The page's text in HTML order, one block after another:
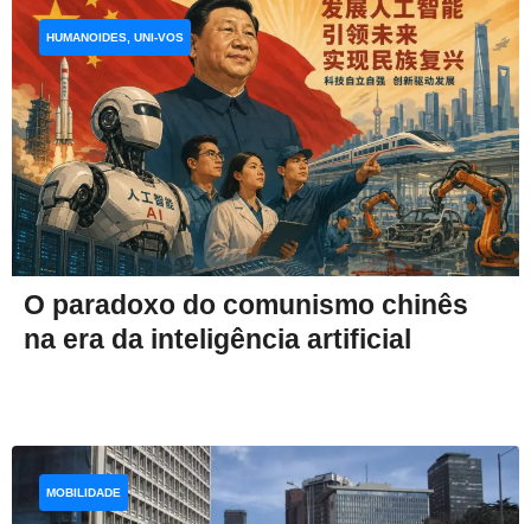
O paradoxo do comunismo chinês
na era da inteligência artificial
HUMANOIDES, UNI-VOS
MOBILIDADE